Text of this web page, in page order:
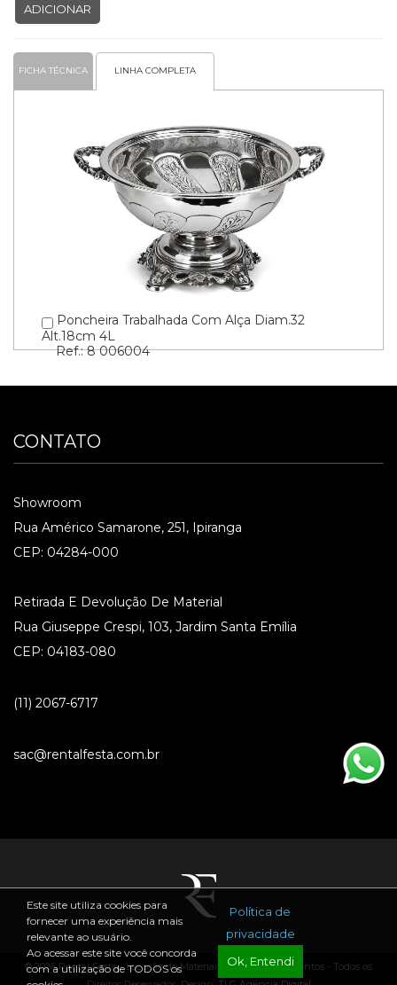
ADICIONAR
FICHA TÉCNICA LINHA COMPLETA
Poncheira Trabalhada Com Alça Diam.32
Alt.18cm 4L
Ref.: 8 006004
CONTATO
Showroom
Rua Américo Samarone, 251, Ipiranga
CEP: 04284-000
Retirada E Devolução De Material
Rua Giuseppe Crespi, 103, Jardim Santa Emília
CEP: 04183-080
(11) 2067-6717
sac@rentalfesta.com.br
® 2026 Rental Festa - Locação de Materiais para Festas e Eventos - Todos os
Este site utiliza cookies para
fornecer uma experiência mais
relevante ao usuário.
Ao acessar este site você concorda
com a utilização de TODOS os
Política de
privacidade
Ok, Entendi